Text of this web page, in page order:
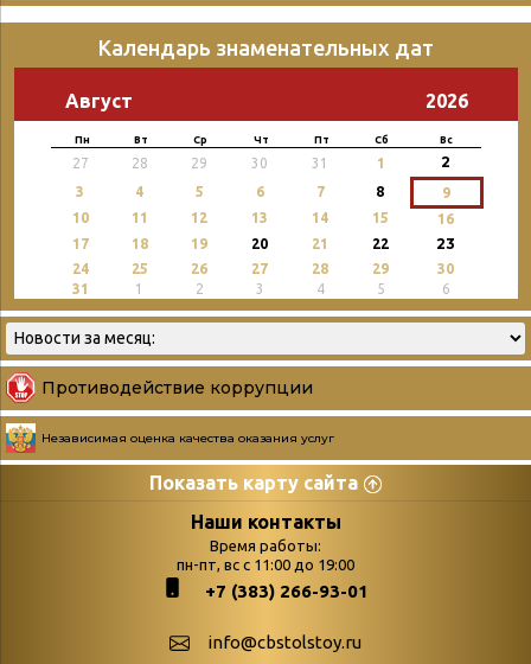
Календарь знаменательных дат
Август 2026
Пн Вт Ср Чт Пт Сб Вс
27 28 29 30 31 1 2
3 4 5 6 7 8
9
10
11 12 13 14 15
16
17
18 19 20 21 22 23
24 25 26 27 28 29
30
31
1 2 3 4 5 6
Противодействие коррупции
Независимая оценка качества оказания услуг
Показать карту сайта
Страницы
podvedenie-itogov-festivalya-
paskhalnaya-palitra
поступлений
Война. Народ.
Наши контакты
Время работы:
пн-пт, вс с 11:00 до 19:00
+7 (383) 266-93-01
info@cbstolstoy.ru